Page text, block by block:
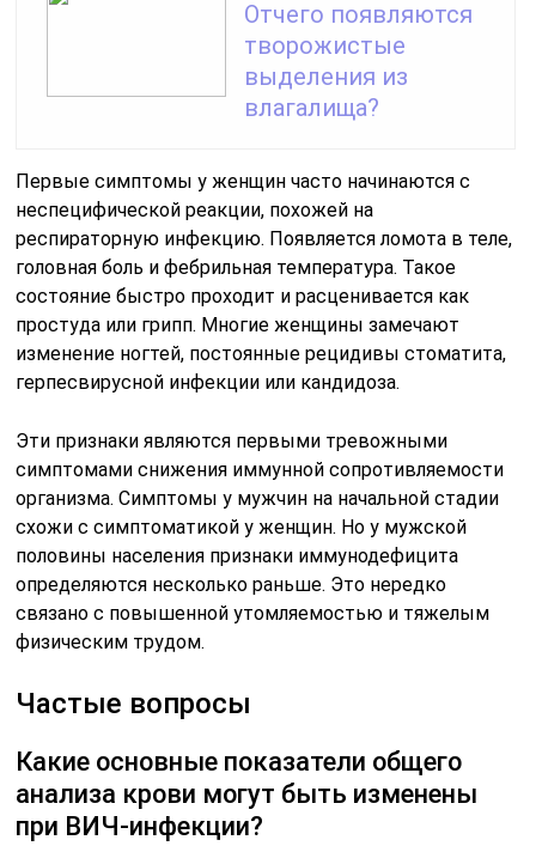
Отчего появляются
творожистые
выделения из
влагалища?
Первые симптомы у женщин часто начинаются с
неспецифической реакции, похожей на
респираторную инфекцию. Появляется ломота в теле,
головная боль и фебрильная температура. Такое
состояние быстро проходит и расценивается как
простуда или грипп. Многие женщины замечают
изменение ногтей, постоянные рецидивы стоматита,
герпесвирусной инфекции или кандидоза.
Эти признаки являются первыми тревожными
симптомами снижения иммунной сопротивляемости
организма. Симптомы у мужчин на начальной стадии
схожи с симптоматикой у женщин. Но у мужской
половины населения признаки иммунодефицита
определяются несколько раньше. Это нередко
связано с повышенной утомляемостью и тяжелым
физическим трудом.
Частые вопросы
Какие основные показатели общего
анализа крови могут быть изменены
при ВИЧ-инфекции?